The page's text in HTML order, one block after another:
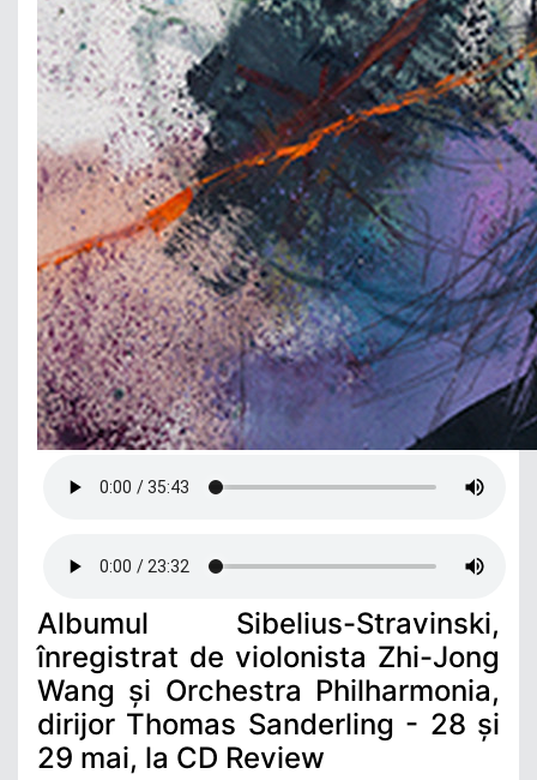
Albumul Sibelius-Stravinski,
înregistrat de violonista Zhi-Jong
Wang și Orchestra Philharmonia,
dirijor Thomas Sanderling - 28 și
29 mai, la CD Review